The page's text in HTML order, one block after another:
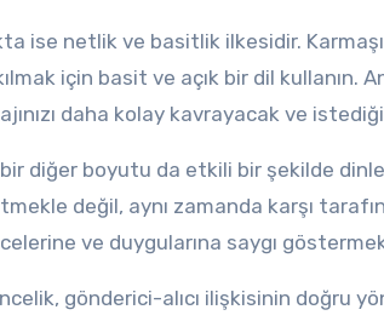
ise netlik ve basitlik ilkesidir.
kılmak için basit ve açık bir dil
daha kolay kavrayacak ve
diğer boyutu da etkili bir şekilde
değil, aynı zamanda karşı
ve duygularına saygı
gönderici-alıcı ilişkisinin doğru